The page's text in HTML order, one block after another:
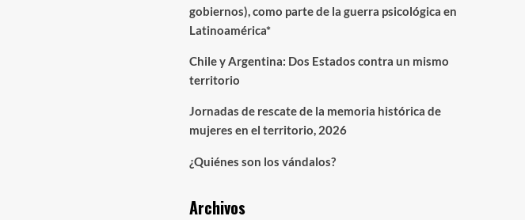
gobiernos), como parte de la guerra psicológica en
Latinoamérica*
Chile y Argentina: Dos Estados contra un mismo
territorio
Jornadas de rescate de la memoria histórica de
mujeres en el territorio, 2026
¿Quiénes son los vándalos?
Archivos